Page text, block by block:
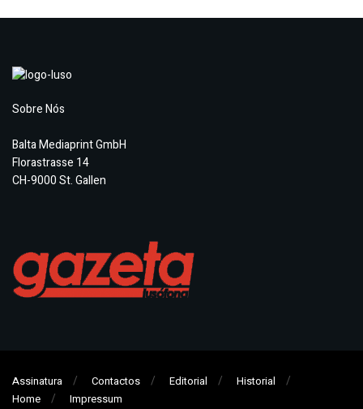
Sobre Nós
Balta Mediaprint GmbH
Florastrasse 14
CH-9000 St. Gallen
Assinatura Contactos Editorial
Historial
Home
Impressum